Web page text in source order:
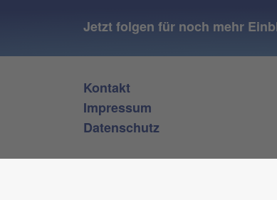
Jetzt folgen für noch mehr
Kontakt
Impressum
Datenschutz